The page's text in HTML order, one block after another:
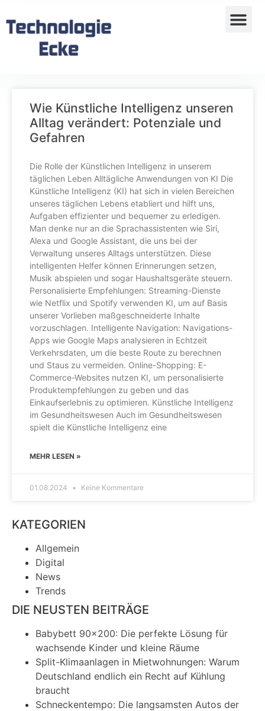
Wie Künstliche Intelligenz unseren
Alltag verändert: Potenziale und
Gefahren
Die Rolle der Künstlichen Intelligenz in unserem
täglichen Leben Alltägliche Anwendungen von KI Die
Künstliche Intelligenz (KI) hat sich in vielen Bereichen
unseres täglichen Lebens etabliert und hilft uns,
Aufgaben effizienter und bequemer zu erledigen.
Man denke nur an die Sprachassistenten wie Siri,
Alexa und Google Assistant, die uns bei der
Verwaltung unseres Alltags unterstützen. Diese
intelligenten Helfer können Erinnerungen setzen,
Musik abspielen und sogar Haushaltsgeräte steuern.
Personalisierte Empfehlungen: Streaming-Dienste
wie Netflix und Spotify verwenden KI, um auf Basis
unserer Vorlieben maßgeschneiderte Inhalte
vorzuschlagen. Intelligente Navigation: Navigations-
Apps wie Google Maps analysieren in Echtzeit
Verkehrsdaten, um die beste Route zu berechnen
und Staus zu vermeiden. Online-Shopping: E-
Commerce-Websites nutzen KI, um personalisierte
Produktempfehlungen zu geben und das
Einkaufserlebnis zu optimieren. Künstliche Intelligenz
im Gesundheitswesen Auch im Gesundheitswesen
spielt die Künstliche Intelligenz eine
MEHR LESEN »
01.08.2024 Keine Kommentare
KATEGORIEN
Allgemein
Digital
News
Trends
DIE NEUSTEN BEITRÄGE
Babybett 90×200: Die perfekte Lösung für
wachsende Kinder und kleine Räume
Split-Klimaanlagen in Mietwohnungen: Warum
Deutschland endlich ein Recht auf Kühlung
braucht
Schneckentempo: Die langsamsten Autos der